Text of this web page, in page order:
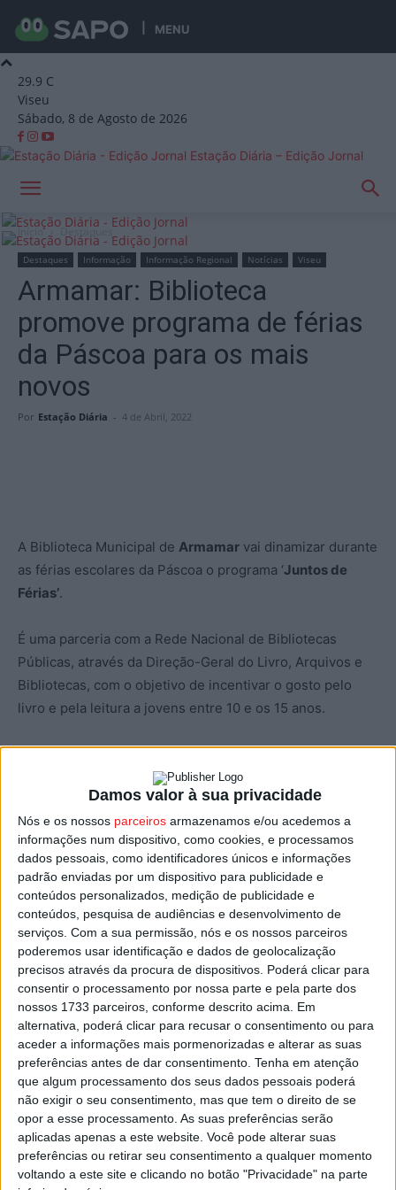
Damos valor à sua privacidade
Nós e os nossos parceiros armazenamos e/ou acedemos a
informações num dispositivo, como cookies, e processamos
dados pessoais, como identificadores únicos e informações
padrão enviadas por um dispositivo para publicidade e
conteúdos personalizados, medição de publicidade e
conteúdos, pesquisa de audiências e desenvolvimento de
serviços. Com a sua permissão, nós e os nossos parceiros
poderemos usar identificação e dados de geolocalização
precisos através da procura de dispositivos. Poderá clicar para
consentir o processamento por nossa parte e pela parte dos
nossos 1733 parceiros, conforme descrito acima. Em
alternativa, poderá clicar para recusar o consentimento ou para
aceder a informações mais pormenorizadas e alterar as suas
preferências antes de dar consentimento. Tenha em atenção
que algum processamento dos seus dados pessoais poderá
não exigir o seu consentimento, mas que tem o direito de se
opor a esse processamento. As suas preferências serão
aplicadas apenas a este website. Você pode alterar suas
preferências ou retirar seu consentimento a qualquer momento
voltando a este site e clicando no botão "Privacidade" na parte
MENU
29.9 C
Viseu
Sábado, 8 de Agosto de 2026
Estação Diária – Edição Jornal
Início Destaques
Destaques Informação Informação Regional Notícias Viseu
Armamar: Biblioteca
promove programa de férias
da Páscoa para os mais
novos
Por Estação Diária - 4 de Abril, 2022
A Biblioteca Municipal de Armamar vai dinamizar durante
as férias escolares da Páscoa o programa ‘Juntos de
Férias’.
É uma parceria com a Rede Nacional de Bibliotecas
Públicas, através da Direção-Geral do Livro, Arquivos e
Bibliotecas, com o objetivo de incentivar o gosto pelo
livro e pela leitura a jovens entre 10 e os 15 anos.
Segundo a autarquia de Armamar, a “ideia é os jovens
elegerem para leitura uma publicação, de entre um
conjunto de livros recomendados pelo Plano Nacional de
Leitura 2027 e, depois disso, participam nos jogos
propostos numa aplicação que poderá ser descarregada
para dispositivos Android e IOS, onde os ‘jogadores’ que
obtiverem a pontuação máxima ficam habilitados a um
prémio”.
Os livros estão disponíveis para ser requisitados na
Biblioteca Municipal.
Esta e outras notícias para ouvir na Estação Diária – 96.8
FM ou emwww.968.fm.
Pub
TAGS Armamar Juntos de Férias Páscoa